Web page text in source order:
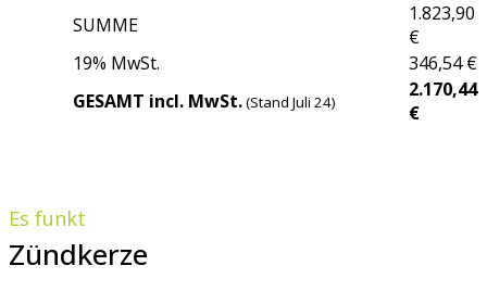
SUMME
1.823,90
€
19% MwSt.
346,54 €
GESAMT incl. MwSt.(Stand Juli 24)
2.170,44
€
Es funkt
Zündkerze